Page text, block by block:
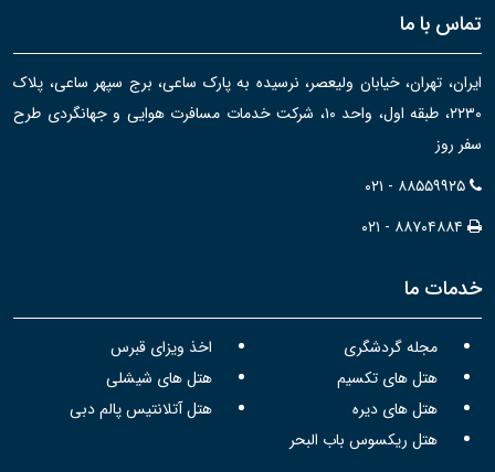
تماس با ما
ایران، تهران، خیابان ولیعصر، نرسیده به پارک ساعی، برج سپهر ساعی، پلاک
۲۲۳۰، طبقه اول، واحد ۱۰، شرکت خدمات مسافرت هوایی و جهانگردی طرح
سفر روز
۰۲۱ - ۸۸۵۵۹۹۲۵
۰۲۱ - ۸۸۷۰۴۸۸۴
خدمات ما
مجله گردشگری
اخذ ویزای قبرس
هتل های تکسیم
هتل های شیشلی
هتل های دیره
هتل آتلانتیس پالم دبی
هتل ریکسوس باب البحر